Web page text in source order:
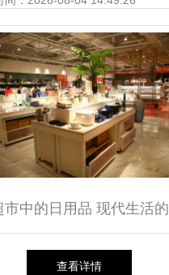
市中的日用品 现代生活的
便利与智慧
查看详情